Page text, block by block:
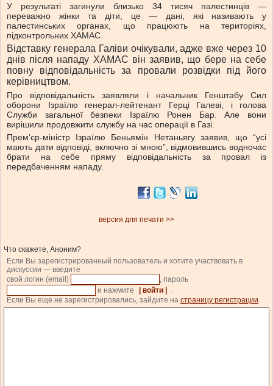
У результаті загинули близько 34 тисяч палестинців —
переважно жінки та діти, це — дані, які називають у
палестинських органах, що працюють на територіях,
підконтрольних ХАМАС.
Відставку генерала Галіви очікували, адже вже через 10
днів після нападу ХАМАС він заявив, що бере на себе
повну відповідальність за провали розвідки під його
керівництвом.
Про відповідальність заявляли і начальник Генштабу Сил
оборони Ізраїлю генерал-лейтенант Герці Галеві, і голова
Служби загальної безпеки Ізраїлю Ронен Бар. Але вони
вирішили продовжити службу на час операції в Газі.
Прем’єр-міністр Ізраїлю Беньямін Нетаньягу заявив, що “усі
мають дати відповіді, включно зі мною”, відмовившись водночас
брати на себе пряму відповідальність за провал із
передбаченням нападу.
версия для печати >>
Что скажете, Аноним?
Если Вы зарегистрированный пользователь и хотите участвовать в
дискуссии — введите
свой логин (email)
, пароль
и нажмите
| войти | .
Если Вы еще не зарегистрировались, зайдите на страницу регистрации.